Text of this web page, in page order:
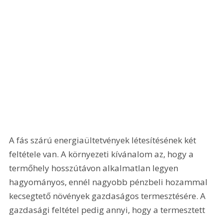
A fás szárú energiaültetvények létesítésének két
feltétele van. A környezeti kívánalom az, hogy a
termőhely hosszútávon alkalmatlan legyen
hagyományos, ennél nagyobb pénzbeli hozammal
kecsegtető növények gazdaságos termesztésére. A
gazdasági feltétel pedig annyi, hogy a termesztett